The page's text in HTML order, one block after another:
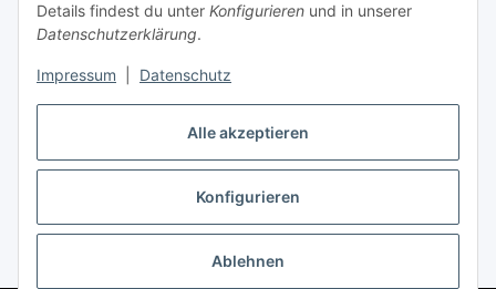
Alle akzeptieren
Konfigurieren
Ablehnen
Details findest du unter Konfigurieren und in unserer
Datenschutzerklärung.
Impressum Datenschutz
Folge uns
Instagram
Facebook
Ratepay
* Alle Preise inkl. gesetzlicher USt., zzgl.Versand